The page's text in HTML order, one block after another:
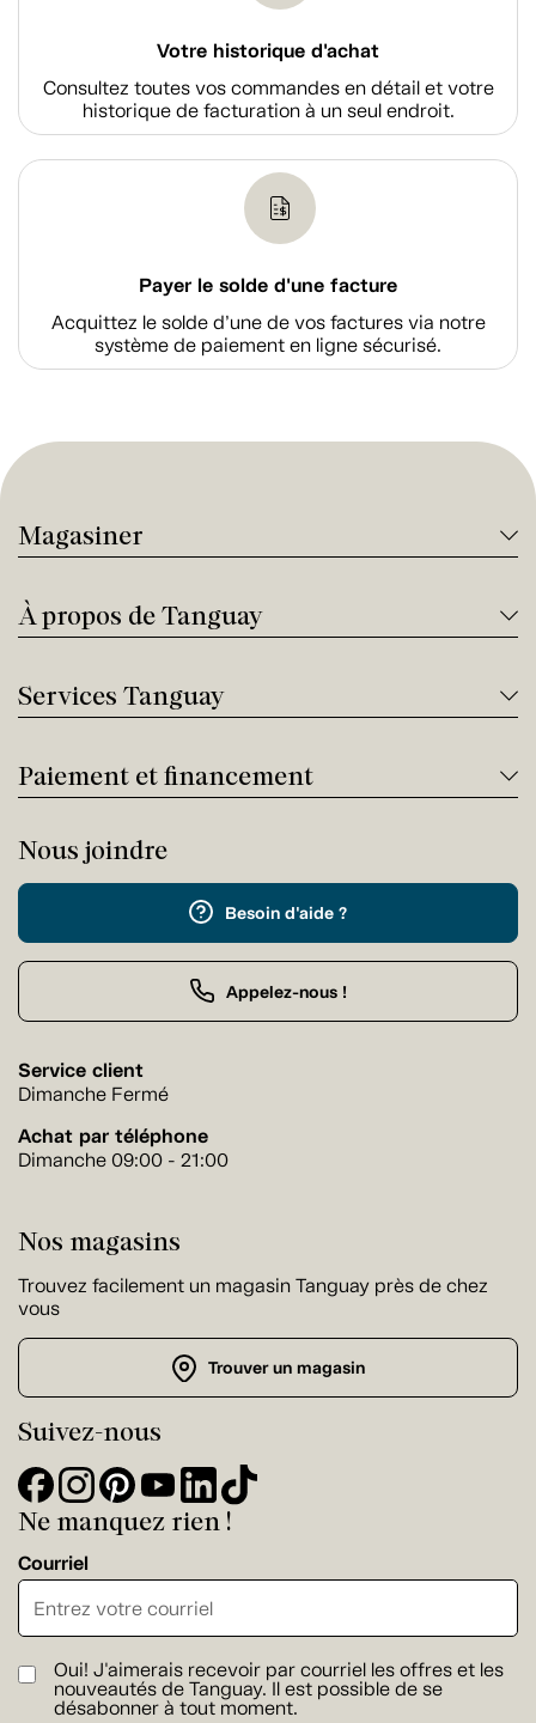
Votre historique d'achat
Consultez toutes vos commandes en détail et votre
historique de facturation à un seul endroit.
Payer le solde d'une facture
Acquittez le solde d’une de vos factures via notre
système de paiement en ligne sécurisé.
Magasiner
À propos de Tanguay
Services Tanguay
Paiement et financement
Nous joindre
Besoin d'aide ?
Appelez-nous !
Service client
Dimanche Fermé
Achat par téléphone
Dimanche 09:00 - 21:00
Nos magasins
Trouvez facilement un magasin Tanguay près de chez
vous
Trouver un magasin
Suivez-nous
Ne manquez rien !
Courriel
Oui! J'aimerais recevoir par courriel les offres et les
nouveautés de Tanguay. Il est possible de se
désabonner à tout moment.